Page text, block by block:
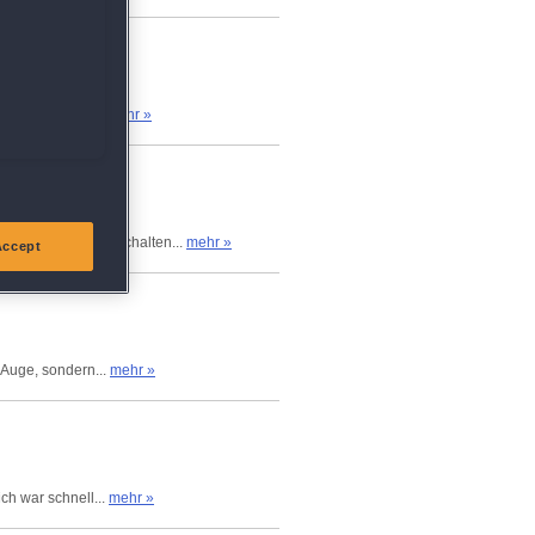
um das...
mehr »
und freischalten... mehr »
sondern... mehr »
war schnell... mehr »